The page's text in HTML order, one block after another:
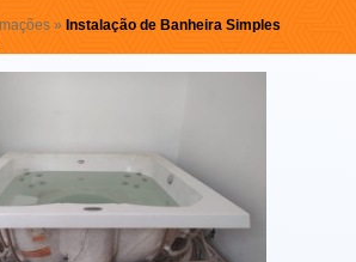
» Instalação de Banheira Simples